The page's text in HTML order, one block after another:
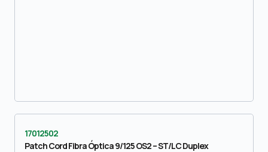
17012502
Patch Cord Fibra Óptica 9/125 OS2 – ST/LC Duplex